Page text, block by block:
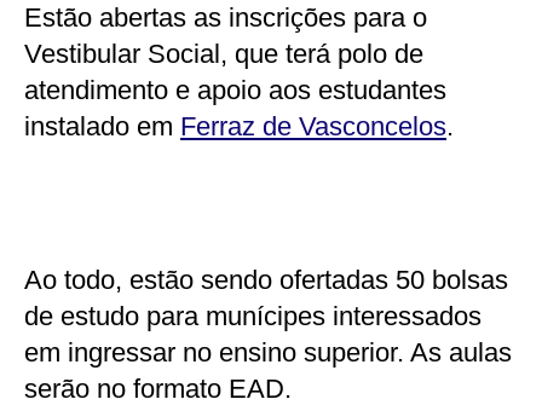
Estão abertas as inscrições para o
Vestibular Social, que terá polo de
atendimento e apoio aos estudantes
instalado em Ferraz de Vasconcelos.
Ao todo, estão sendo ofertadas 50 bolsas
de estudo para munícipes interessados
em ingressar no ensino superior. As aulas
serão no formato EAD.